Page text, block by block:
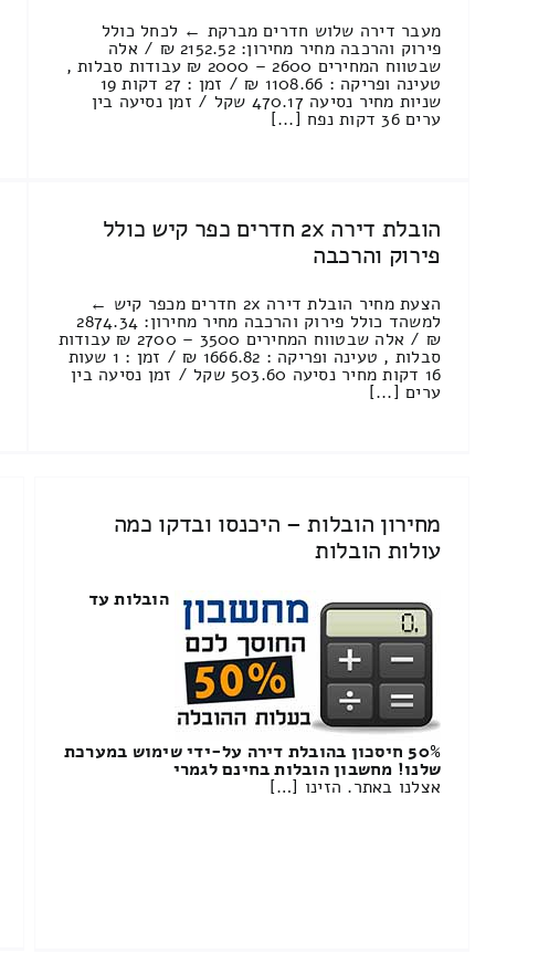
מעבר דירה שלוש חדרים מברקת ← לכחל כולל
פירוק והרכבה מחיר מחירון: 2152.52 ₪ / אלה
שבטווח המחירים 2600 – 2000 ₪ עבודות סבלות ,
טעינה ופריקה : 1108.66 ₪ / זמן : 27 דקות 19
שניות מחיר נסיעה 470.17 שקל / זמן נסיעה בין
ערים 36 דקות נפח [...]
הובלת דירה 2x חדרים כפר קיש כולל
פירוק והרכבה
הצעת מחיר הובלת דירה 2x חדרים מכפר קיש ←
למשהד כולל פירוק והרכבה מחיר מחירון: 2874.34
₪ / אלה שבטווח המחירים 3500 – 2700 ₪ עבודות
סבלות , טעינה ופריקה : 1666.82 ₪ / זמן : 1 שעות
16 דקות מחיר נסיעה 503.60 שקל / זמן נסיעה בין
ערים [...]
מחירון הובלות – היכנסו ובדקו כמה
עולות הובלות
הובלות עד
50% חיסכון בהובלת דירה על-ידי שימוש במערכת
שלנו! מחשבון הובלות בחינם לגמרי
אצלנו באתר. הזינו […]